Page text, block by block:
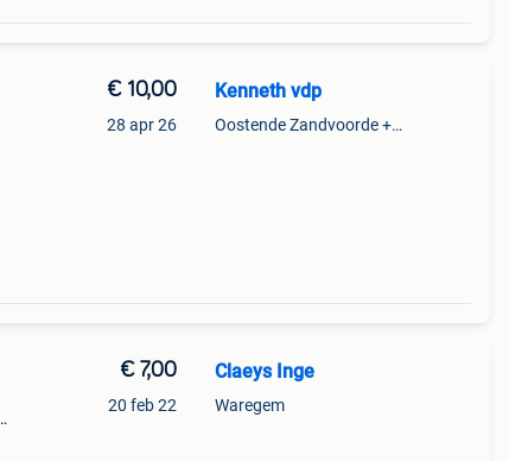
€ 10,00
28 apr 26
Kenneth vdp
Oostende Zandvoorde +Oostende
€ 7,00
20 feb 22
Claeys Inge
Waregem